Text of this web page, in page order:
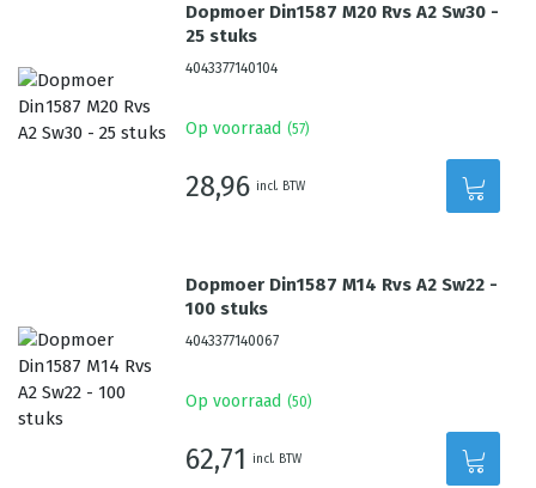
Dopmoer Din1587 M20 Rvs A2 Sw30 -
25 stuks
4043377140104
Op voorraad (57)
28,96 incl. BTW
Dopmoer Din1587 M14 Rvs A2 Sw22 -
100 stuks
4043377140067
Op voorraad (50)
62,71 incl. BTW